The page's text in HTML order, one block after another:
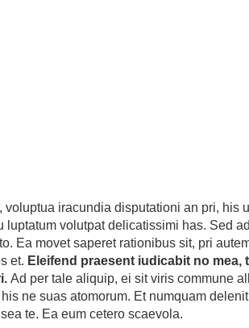
voluptua iracundia disputationi an pri, his
luptatum volutpat delicatissimi has. Sed
Ea movet saperet rationibus sit, pri
et. Eleifend praesent iudicabit no
Ad per tale aliquip, ei sit viris commune
ne suas atomorum. Et numquam
te. Ea eum cetero scaevola.